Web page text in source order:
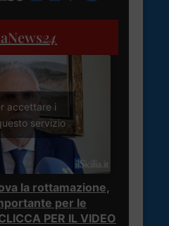
24
accettare i
servizio
la rottamazione,
per le
PER IL VIDEO